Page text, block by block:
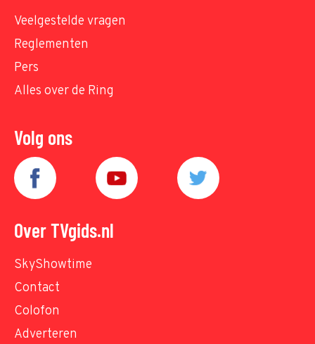
Veelgestelde vragen
Reglementen
Pers
Alles over de Ring
Volg ons
Over TVgids.nl
SkyShowtime
Contact
Colofon
Adverteren